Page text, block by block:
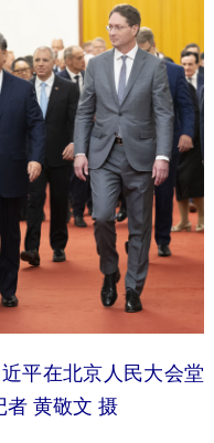
平在北京人民大会堂
者 黄敬文 摄